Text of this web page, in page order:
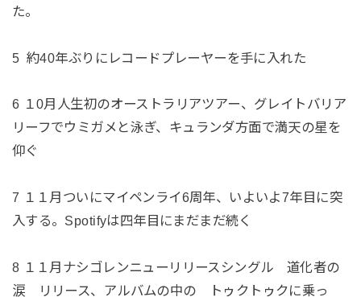
た。
5 約40年ぶりにレコードプレーヤーを手に入れた
6 １0月人生初のオーストラリアツアー、グレイトバリア
リーフでウミガメと泳ぎ、キュランダ方面で満天の星を
仰ぐ
7 １１月ついにマイペンライ6周年、いよいよ7年目に突
入する。Spotifyは四年目にまだまだ続く
8 １１月ナシゴレンニューリリースシングル 道化者の
涙 リリース、アルバムの中の トゥクトゥクに乗っ